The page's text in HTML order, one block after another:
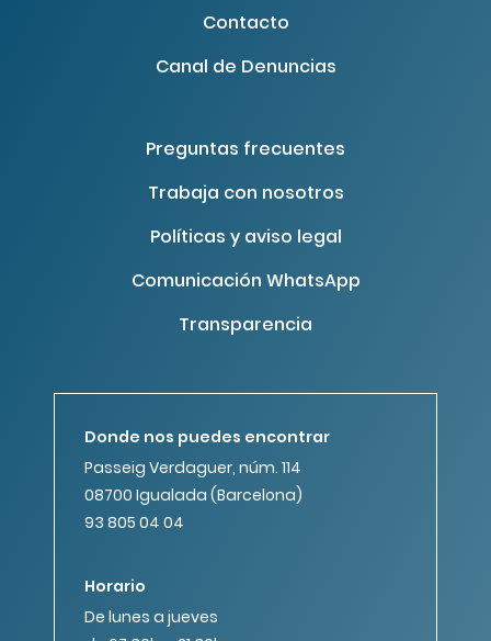
Contacto
Canal de Denuncias
Preguntas frecuentes
Trabaja con nosotros
Políticas y aviso legal
Comunicación WhatsApp
Transparencia
Donde nos puedes encontrar
Passeig Verdaguer, núm. 114
08700 Igualada (Barcelona)
93 805 04 04
Horario
De lunes a jueves